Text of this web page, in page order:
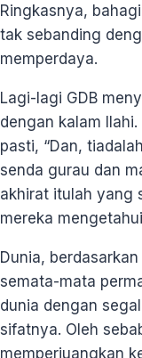
Ringkasnya,
tak sebanding
memperdaya.
Lagi-lagi GDB
dengan kalam
pasti, “Dan,
senda gurau dan
akhirat itulah yang
mereka
Dunia,
semata-mata
dunia dengan
sifatnya. Oleh
memperjuangkan